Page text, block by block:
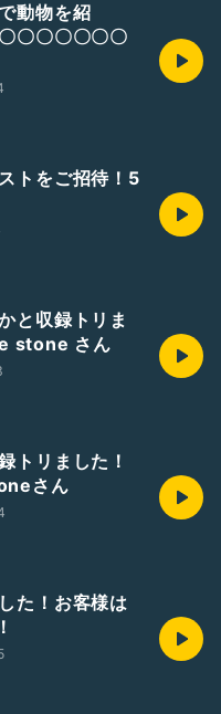
動物を紹
〇〇〇〇〇〇
トをご招待！5
と収録トリま
stone さん
トリました！
さん
た！お客様は